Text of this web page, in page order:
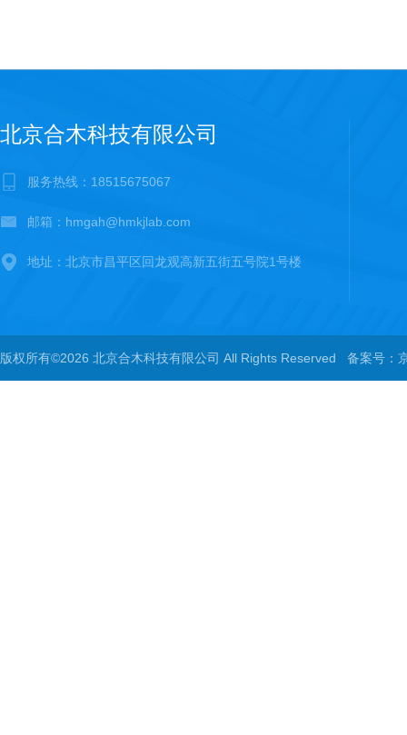
北京合木科技有限公司
服务热线：18515675067
邮箱：hmgah@hmkjlab.com
地址：北京市昌平区回龙观高新五街五号院1号楼
版权所有©2026 北京合木科技有限公司 All Rights Reserved 备案号：